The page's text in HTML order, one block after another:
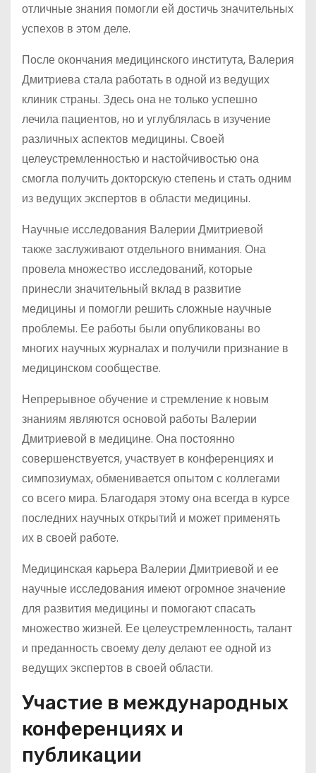
отличные знания помогли ей достичь значительных
успехов в этом деле.
После окончания медицинского института, Валерия
Дмитриева стала работать в одной из ведущих
клиник страны. Здесь она не только успешно
лечила пациентов, но и углублялась в изучение
различных аспектов медицины. Своей
целеустремленностью и настойчивостью она
смогла получить докторскую степень и стать одним
из ведущих экспертов в области медицины.
Научные исследования Валерии Дмитриевой
также заслуживают отдельного внимания. Она
провела множество исследований, которые
принесли значительный вклад в развитие
медицины и помогли решить сложные научные
проблемы. Ее работы были опубликованы во
многих научных журналах и получили признание в
медицинском сообществе.
Непрерывное обучение и стремление к новым
знаниям являются основой работы Валерии
Дмитриевой в медицине. Она постоянно
совершенствуется, участвует в конференциях и
симпозиумах, обменивается опытом с коллегами
со всего мира. Благодаря этому она всегда в курсе
последних научных открытий и может применять
их в своей работе.
Медицинская карьера Валерии Дмитриевой и ее
научные исследования имеют огромное значение
для развития медицины и помогают спасать
множество жизней. Ее целеустремленность, талант
и преданность своему делу делают ее одной из
ведущих экспертов в своей области.
Участие в международных
конференциях и
публикации